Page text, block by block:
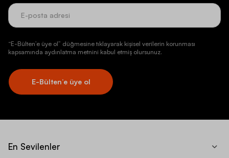
“E-Bülten’e üye ol” düğmesine tıklayarak kişisel verilerin korunması
kapsamında aydınlatma metnini kabul etmiş olursunuz.
E-Bülten’e üye ol
En Sevilenler